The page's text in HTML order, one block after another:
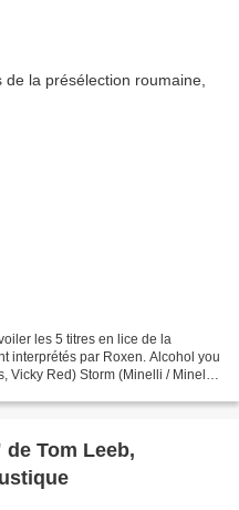
les 5 titres en lice de la
interprétés par Roxen. Alcohol you
Vicky Red) Storm (Minelli / Minelli,
Tom Leeb,